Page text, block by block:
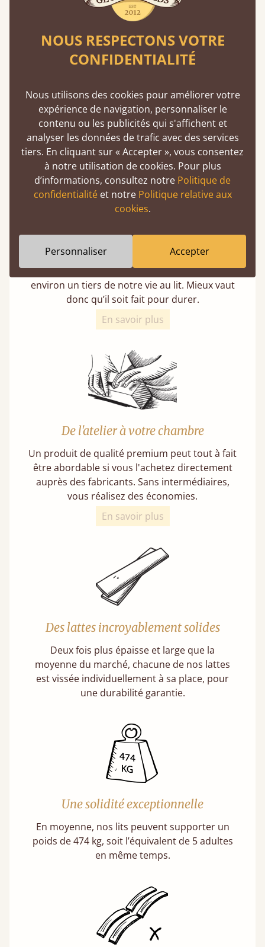
Cette technique de menuiserie existe depuis
2500 av. J.-C. Une méthode éprouvée
garantissant solidité et durabilité.
Lits garantis 11 ans
Get Laid Beds, un choix définitif : l'assurance
d'un lit à l'épreuve du temps. Nous passons
environ un tiers de notre vie au lit. Mieux vaut
donc qu’il soit fait pour durer.
En savoir plus
De l'atelier à votre chambre
Un produit de qualité premium peut tout à fait
être abordable si vous l'achetez directement
auprès des fabricants. Sans intermédiaires,
vous réalisez des économies.
En savoir plus
Des lattes incroyablement solides
Deux fois plus épaisse et large que la
moyenne du marché, chacune de nos lattes
est vissée individuellement à sa place, pour
une durabilité garantie.
Une solidité exceptionnelle
En moyenne, nos lits peuvent supporter un
poids de 474 kg, soit l’équivalent de 5 adultes
en même temps.
NOUS RESPECTONS VOTRE
CONFIDENTIALITÉ
Nous utilisons des cookies pour améliorer votre
expérience de navigation, personnaliser le
contenu ou les publicités qui s'affichent et
analyser les données de trafic avec des services
tiers. En cliquant sur « Accepter », vous consentez
à notre utilisation de cookies. Pour plus
d’informations, consultez notre Politique de
confidentialitéet notre Politique relative aux
cookies.
Personnaliser Accepter